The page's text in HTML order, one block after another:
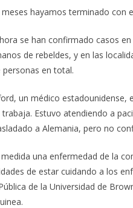
hayamos terminado con
se han confirmado casos
de rebeldes, y en las
en total.
un médico estadounidense,
Estuvo atendiendo a
a Alemania, pero no
medida una enfermedad de la
de estar cuidando a los
de la Universidad de